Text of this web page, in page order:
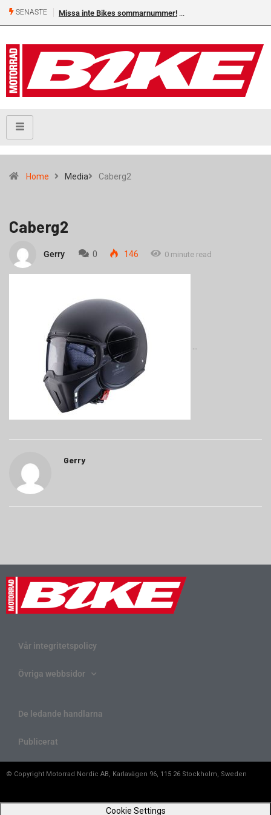
SENASTE Missa inte Bikes sommarnummer!
Home Media Caberg2
Caberg2
Gerry 0 146 0 minute read
Gerry
Vår integritetspolicy
Övriga webbsidor
De ledande handlarna
Publicerat
© Copyright Motorrad Nordic AB, Karlavägen 96, 115 26 Stockholm, Sweden
Cookie Settings